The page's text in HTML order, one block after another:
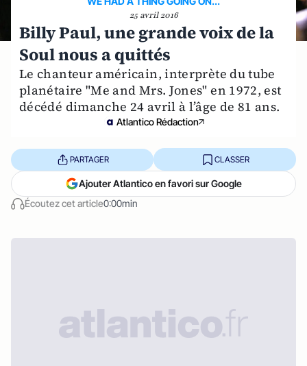
25 avril 2016
Billy Paul, une grande voix de la
Soul nous a quittés
Le chanteur américain, interprète du tube
planétaire "Me and Mrs. Jones" en 1972, est
décédé dimanche 24 avril à l’âge de 81 ans.
Atlantico Rédaction
Écoutez cet article0:00min
PARTAGER CLASSER
Ajouter Atlantico en favori sur Google